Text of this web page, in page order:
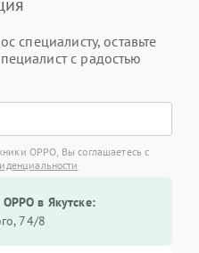
специалисту, оставьте
с радостью
OPPO, Вы соглашаетесь с
в Якутске:
74/8